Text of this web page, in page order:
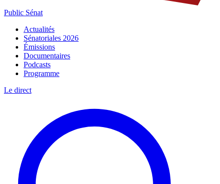
Public Sénat
Actualités
Sénatoriales 2026
Émissions
Documentaires
Podcasts
Programme
Le direct